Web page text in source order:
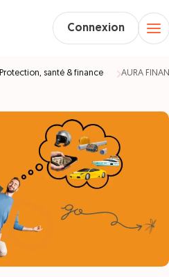
Connexion
Protection, santé & finance AURA